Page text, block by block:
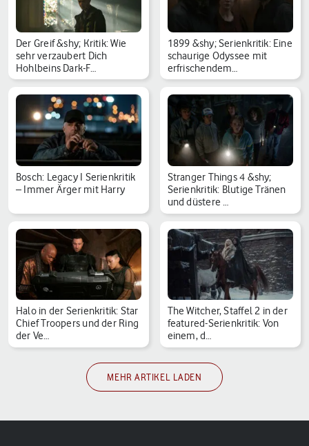
Der Greif &shy; Kritik: Wie
sehr verzaubert Dich
Hohlbeins Dark-F…
1899 &shy; Serienkritik: Eine
schaurige Odyssee mit
erfrischendem…
Bosch: Legacy I Serienkritik
– Immer Ärger mit Harry
Stranger Things 4 &shy;
Serienkritik: Blutige Tränen
und düstere …
Halo in der Serienkritik: Star
Chief Troopers und der Ring
der Ve…
The Witcher, Staffel 2 in der
featured-Serienkritik: Von
einem, d…
MEHR ARTIKEL LADEN